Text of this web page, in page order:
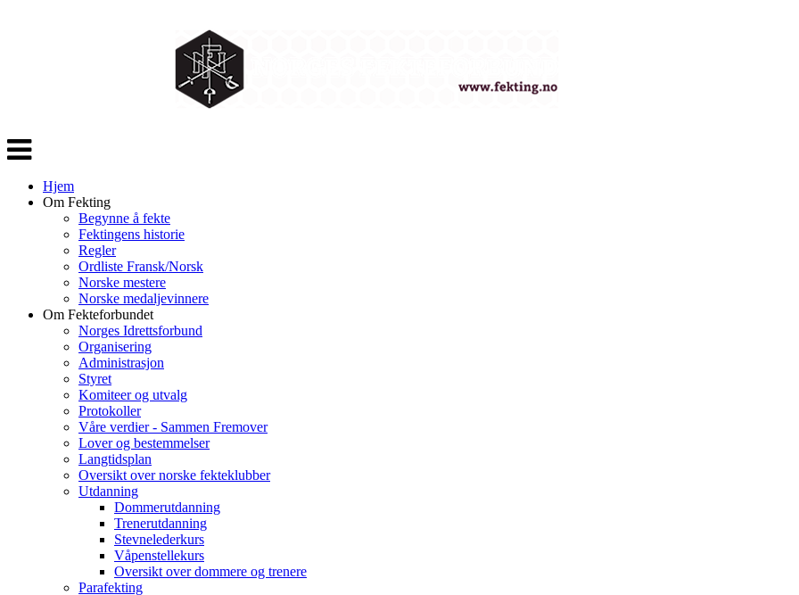
Veksle
navigasjon
Hjem
Om Fekting
Begynne å fekte
Fektingens historie
Regler
Ordliste Fransk/Norsk
Norske mestere
Norske medaljevinnere
Om Fekteforbundet
Norges Idrettsforbund
Organisering
Administrasjon
Styret
Komiteer og utvalg
Protokoller
Våre verdier - Sammen Fremover
Lover og bestemmelser
Langtidsplan
Oversikt over norske fekteklubber
Utdanning
Dommerutdanning
Trenerutdanning
Stevnelederkurs
Våpenstellekurs
Oversikt over dommere og trenere
Parafekting